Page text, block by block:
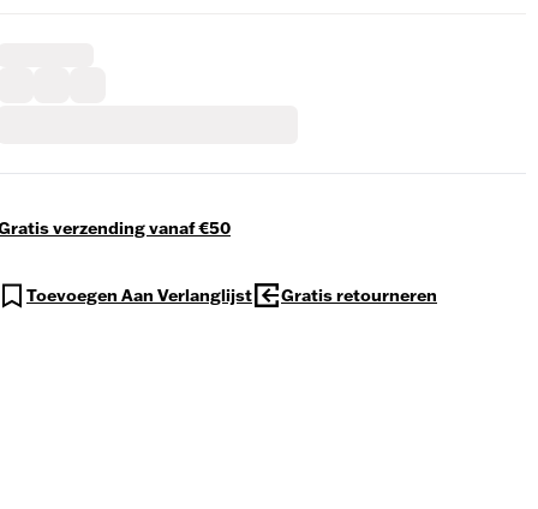
verzending vanaf €50
Toevoegen Aan Verlanglijst Gratis retourneren